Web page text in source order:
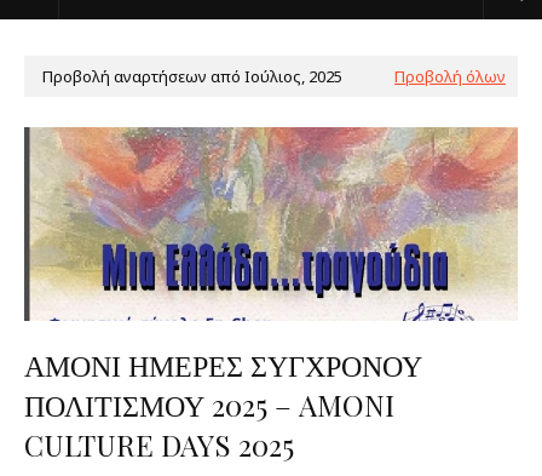
Προβολή αναρτήσεων από Ιούλιος, 2025 Προβολή όλων
ΑΜΟΝΙ ΗΜΕΡΕΣ ΣΥΓΧΡΟΝΟΥ
ΠΟΛΙΤΙΣΜΟΥ 2025 – AMONI
CULTURE DAYS 2025